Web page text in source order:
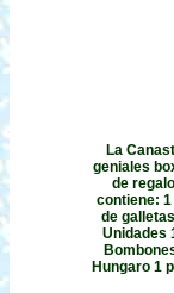
La
geniales
de
contiene:
de
Unidades
Hungaro 1